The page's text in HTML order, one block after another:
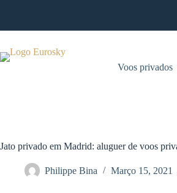
Voos privados
Jato privado em Madrid: aluguer de voos
Philippe Bina Março 15, 2021